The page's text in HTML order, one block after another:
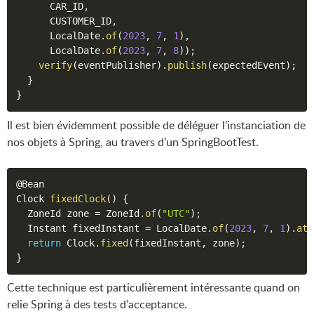
      CAR_ID
,
      CUSTOMER_ID
,
      LocalDate
. of(2023, 7, 1) ,
      LocalDate
. of(2023, 7, 8) ) ;
verify(eventPublisher) . publish(expectedEvent) ;
}
}
Il est bien évidemment possible de déléguer l’instanciation de
nos objets à Spring, au travers d’un SpringBootTest.
@Bean
Clock fixedClock( )
{
  ZoneId zone
= ZoneId . of( "UTC") ;
  Instant fixedInstant
= LocalDate. of(2023, 7, 1 ) .
return Clock. fixed (fixedInstant , zone) ;
}
Cette technique est particulièrement intéressante quand on
relie Spring à des tests d’acceptance.